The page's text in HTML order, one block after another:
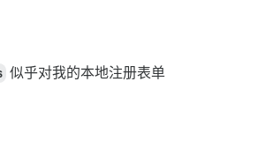
似乎对我的本地注册表单